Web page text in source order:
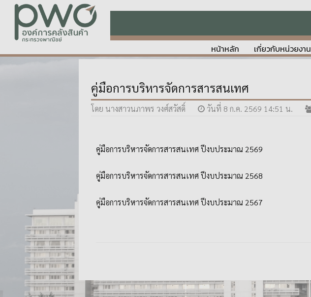
หน้าหลัก เกี่ยวกับหน่วยงาน
คู่มือการบริหารจัดการสารสนเทศ
โดย นางสาวนภาพร วงศ์สวัสดิ์ วันที่ 8 ก.ค. 2569 14:51 น.
คู่มือการบริหารจัดการสารสนเทศ ปีงบประมาณ 2569
คู่มือการบริหารจัดการสารสนเทศ ปีงบประมาณ 2568
คู่มือการบริหารจัดการสารสนเทศ ปีงบประมาณ 2567